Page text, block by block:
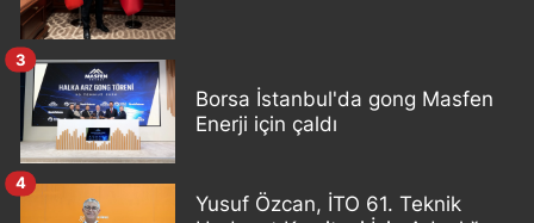
Borsa İstanbul'da gong Masfen
Enerji için çaldı
3
Yusuf Özcan, İTO 61. Teknik
4